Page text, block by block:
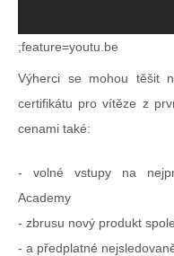
;feature=youtu.be
Výherci se mohou těšit
certifikátu pro vítěze z
cenami také:
- volné vstupy na
Academy
- zbrusu nový produkt
- a předplatné